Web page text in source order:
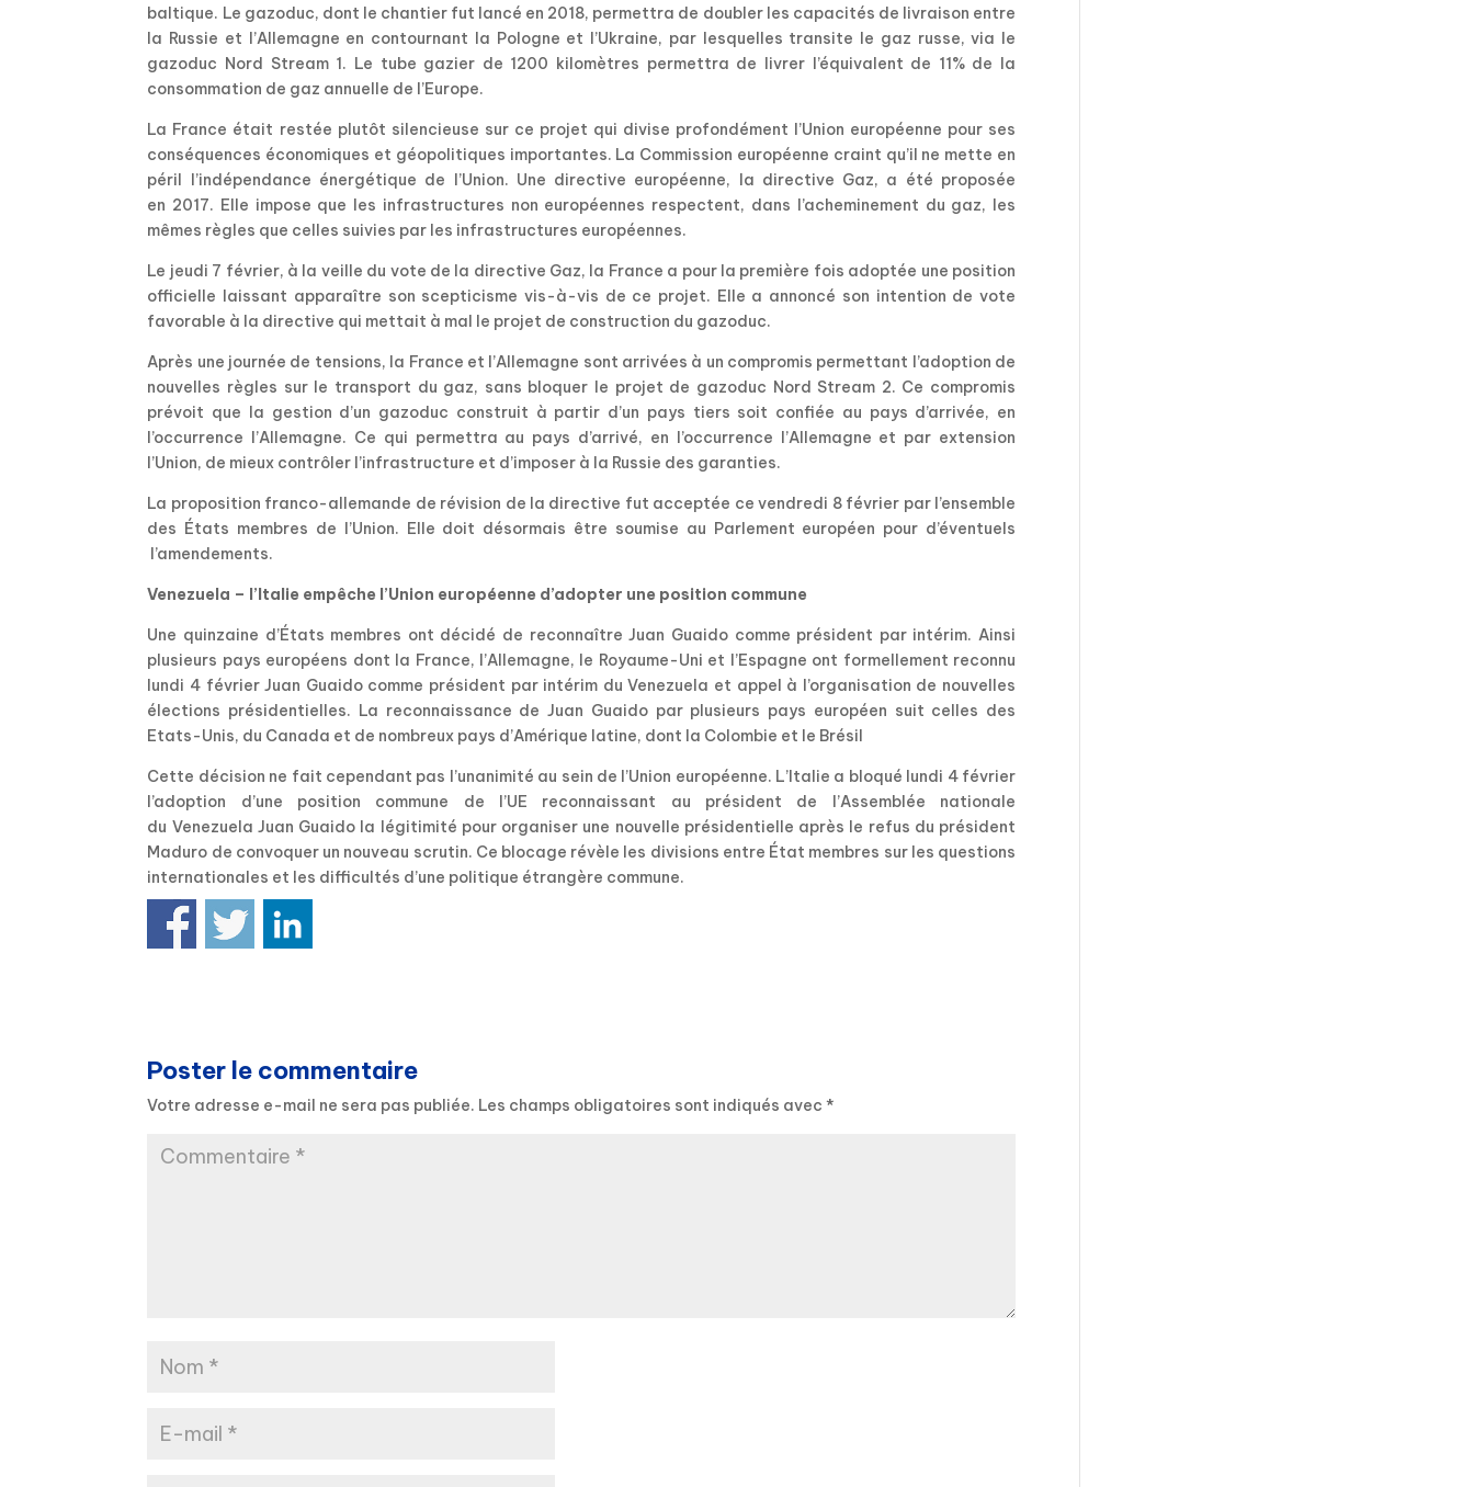
baltique. Le gazoduc, dont le chantier fut lancé en 2018, permettra de doubler les capacités de livraison entre
la Russie et l’Allemagne en contournant la Pologne et l’Ukraine, par lesquelles transite le gaz russe, via le
gazoduc Nord Stream 1. Le tube gazier de 1200 kilomètres permettra de livrer l’équivalent de 11% de la
consommation de gaz annuelle de l’Europe.
La France était restée plutôt silencieuse sur ce projet qui divise profondément l’Union européenne pour ses
conséquences économiques et géopolitiques importantes. La Commission européenne craint qu’il ne mette en
péril l’indépendance énergétique de l’Union. Une directive européenne, la directive Gaz, a été proposée
en 2017. Elle impose que les infrastructures non européennes respectent, dans l’acheminement du gaz, les
mêmes règles que celles suivies par les infrastructures européennes.
Le jeudi 7 février, à la veille du vote de la directive Gaz, la France a pour la première fois adoptée une position
officielle laissant apparaître son scepticisme vis-à-vis de ce projet. Elle a annoncé son intention de vote
favorable à la directive qui mettait à mal le projet de construction du gazoduc.
Après une journée de tensions, la France et l’Allemagne sont arrivées à un compromis permettant l’adoption de
nouvelles règles sur le transport du gaz, sans bloquer le projet de gazoduc Nord Stream 2. Ce compromis
prévoit que la gestion d’un gazoduc construit à partir d’un pays tiers soit confiée au pays d’arrivée, en
l’occurrence l’Allemagne. Ce qui permettra au pays d’arrivé, en l’occurrence l’Allemagne et par extension
l’Union, de mieux contrôler l’infrastructure et d’imposer à la Russie des garanties.
La proposition franco-allemande de révision de la directive fut acceptée ce vendredi 8 février par l’ensemble
des États membres de l’Union. Elle doit désormais être soumise au Parlement européen pour d’éventuels
l’amendements.
Venezuela – l’Italie empêche l’Union européenne d’adopter une position commune
Une quinzaine d’États membres ont décidé de reconnaître Juan Guaido comme président par intérim. Ainsi
plusieurs pays européens dont la France, l’Allemagne, le Royaume-Uni et l’Espagne ont formellement reconnu
lundi 4 février Juan Guaido comme président par intérim du Venezuela et appel à l’organisation de nouvelles
élections présidentielles. La reconnaissance de Juan Guaido par plusieurs pays européen suit celles des
Etats-Unis, du Canada et de nombreux pays d’Amérique latine, dont la Colombie et le Brésil
Cette décision ne fait cependant pas l’unanimité au sein de l’Union européenne. L’Italie a bloqué lundi 4 février
l’adoption d’une position commune de l’UE reconnaissant au président de l’Assemblée nationale
du Venezuela Juan Guaido la légitimité pour organiser une nouvelle présidentielle après le refus du président
Maduro de convoquer un nouveau scrutin. Ce blocage révèle les divisions entre État membres sur les questions
internationales et les difficultés d’une politique étrangère commune.
Poster le commentaire
Votre adresse e-mail ne sera pas publiée. Les champs obligatoires sont indiqués avec*